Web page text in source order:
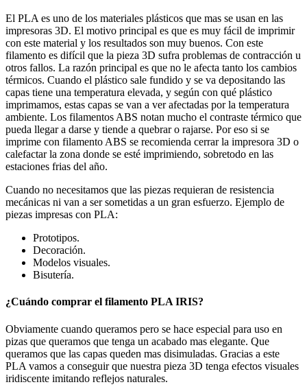
El PLA es uno de los materiales plásticos que mas se usan en las
impresoras 3D. El motivo principal es que es muy fácil de imprimir
con este material y los resultados son muy buenos. Con este
filamento es difícil que la pieza 3D sufra problemas de contracción u
otros fallos. La razón principal es que no le afecta tanto los cambios
térmicos. Cuando el plástico sale fundido y se va depositando las
capas tiene una temperatura elevada, y según con qué plástico
imprimamos, estas capas se van a ver afectadas por la temperatura
ambiente. Los filamentos ABS notan mucho el contraste térmico que
pueda llegar a darse y tiende a quebrar o rajarse. Por eso si se
imprime con filamento ABS se recomienda cerrar la impresora 3D o
calefactar la zona donde se esté imprimiendo, sobretodo en las
estaciones frias del año.
Cuando no necesitamos que las piezas requieran de resistencia
mecánicas ni van a ser sometidas a un gran esfuerzo. Ejemplo de
piezas impresas con PLA:
Prototipos.
Decoración.
Modelos visuales.
Bisutería.
¿Cuándo comprar el filamento PLA IRIS?
Obviamente cuando queramos pero se hace especial para uso en
pizas que queramos que tenga un acabado mas elegante. Que
queramos que las capas queden mas disimuladas. Gracias a este
PLA vamos a conseguir que nuestra pieza 3D tenga efectos visuales
iridiscente imitando reflejos naturales.